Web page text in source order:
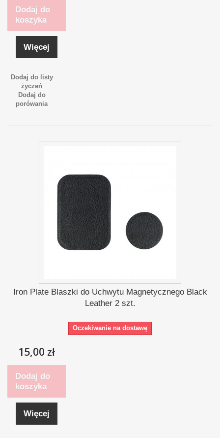
Dodaj do
koszyka
Więcej
Dodaj do listy
życzeń
Dodaj do
porówania
Iron Plate Blaszki do Uchwytu Magnetycznego Black
Leather 2 szt.
Oczekiwanie na dostawę
15,00 zł
Dodaj do
koszyka
Więcej